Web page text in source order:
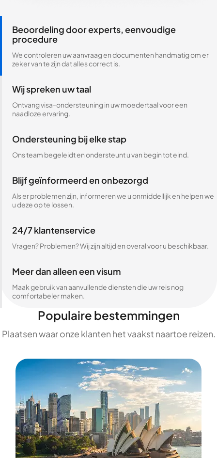
Beoordeling door experts, eenvoudige
procedure
We controleren uw aanvraag en documenten handmatig om er
zeker van te zijn dat alles correct is.
Wij spreken uw taal
Ontvang visa-ondersteuning in uw moedertaal voor een
naadloze ervaring.
Ondersteuning bij elke stap
Ons team begeleidt en ondersteunt u van begin tot eind.
Blijf geïnformeerd en onbezorgd
Als er problemen zijn, informeren we u onmiddellijk en helpen we
u deze op te lossen.
24/7 klantenservice
Vragen? Problemen? Wij zijn altijd en overal voor u beschikbaar.
Meer dan alleen een visum
Maak gebruik van aanvullende diensten die uw reis nog
comfortabeler maken.
Populaire bestemmingen
Plaatsen waar onze klanten het vaakst naartoe reizen.